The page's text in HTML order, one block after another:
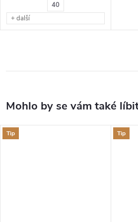
40
+ další
Tip Tip